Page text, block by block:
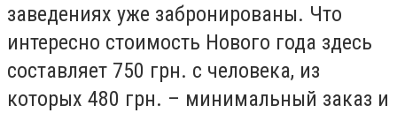
заведениях уже забронированы. Что
интересно стоимость Нового года здесь
составляет 750 грн. с человека, из
которых 480 грн. – минимальный заказ и